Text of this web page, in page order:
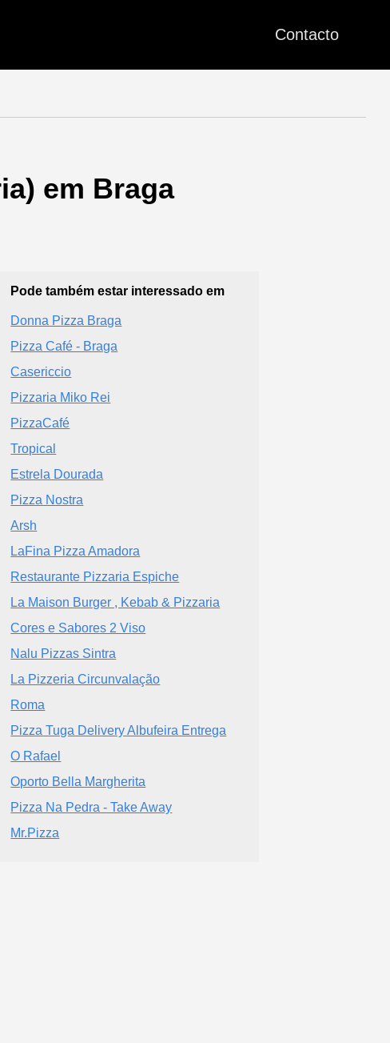
Contacto
em Braga
Pode também estar interessado em
Donna Pizza Braga
Pizza Café - Braga
Casericcio
Pizzaria Miko Rei
PizzaCafé
Tropical
Estrela Dourada
Pizza Nostra
Arsh
LaFina Pizza Amadora
Restaurante Pizzaria Espiche
La Maison Burger , Kebab & Pizzaria
Cores e Sabores 2 Viso
Nalu Pizzas Sintra
La Pizzeria Circunvalação
Roma
Pizza Tuga Delivery Albufeira Entrega
O Rafael
Oporto Bella Margherita
Pizza Na Pedra - Take Away
Mr.Pizza